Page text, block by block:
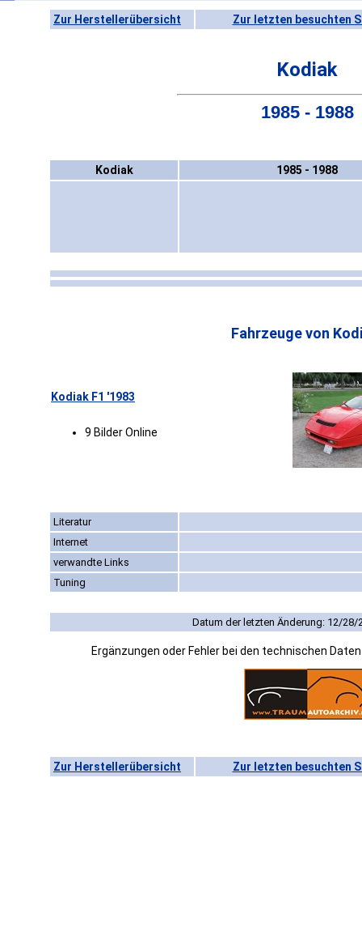
Zur Herstellerübersicht Zur letzten besuchten
Kodiak
1985 - 1988
Kodiak 1985 - 1988
Fahrzeuge von
Kodiak F1 '1983
9 Bilder Online
Literatur
Internet
verwandte Links
Tuning
Datum der letzten Änderung: 12/28/
Ergänzungen oder Fehler bei den technischen
Zur Herstellerübersicht Zur letzten besuchten